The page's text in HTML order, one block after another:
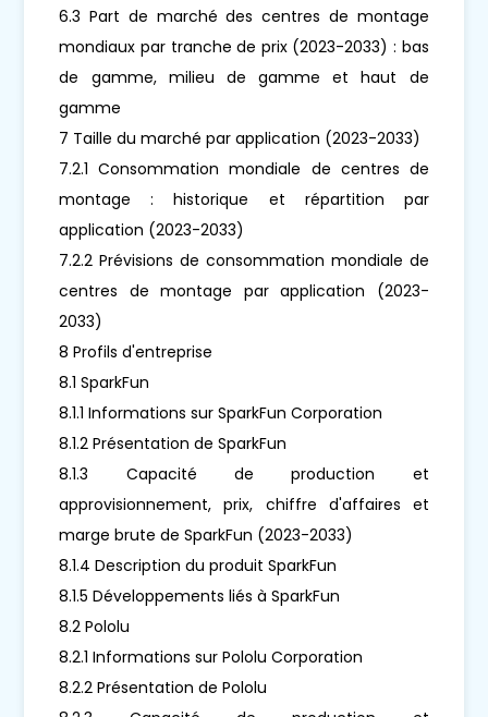
6.3 Part de marché des centres de montage
mondiaux par tranche de prix (2023-2033) : bas
de gamme, milieu de gamme et haut de
gamme
7 Taille du marché par application (2023-2033)
7.2.1 Consommation mondiale de centres de
montage : historique et répartition par
application (2023-2033)
7.2.2 Prévisions de consommation mondiale de
centres de montage par application (2023-
2033)
8 Profils d'entreprise
8.1 SparkFun
8.1.1 Informations sur SparkFun Corporation
8.1.2 Présentation de SparkFun
8.1.3 Capacité de production et
approvisionnement, prix, chiffre d'affaires et
marge brute de SparkFun (2023-2033)
8.1.4 Description du produit SparkFun
8.1.5 Développements liés à SparkFun
8.2 Pololu
8.2.1 Informations sur Pololu Corporation
8.2.2 Présentation de Pololu